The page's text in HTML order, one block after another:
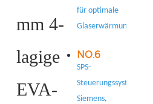
für optimale
Glaserwärmung.
NO.6
SPS-
Steuerungssystem:
Siemens,